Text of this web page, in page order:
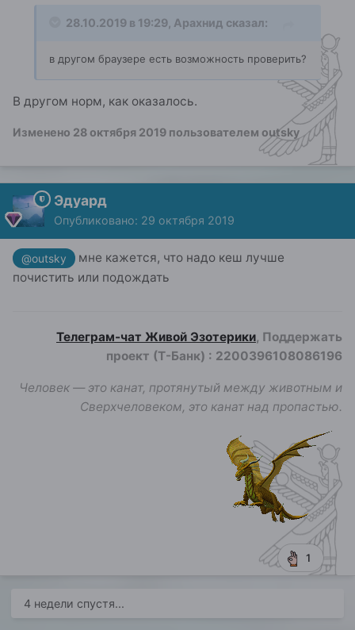
28.10.2019 в 19:29, Арахнид сказал:
в другом браузере есть возможность проверить?
В другом норм, как оказалось.
Изменено 28 октября 2019 пользователем outsky
Эдуард
Опубликовано: 29 октября 2019
@outsky
мне кажется, что надо кеш лучше
почистить или подождать
1
Телеграм-чат Живой Эзотерики, Поддержать
проект (Т-Банк) : 2200396108086196
Человек — это канат, протянутый между животным и
Сверхчеловеком, это канат над пропастью.
4 недели спустя...